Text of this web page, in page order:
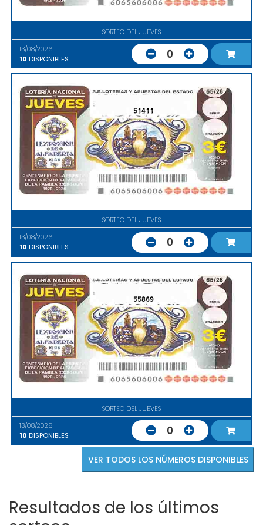
SORTEO DEL JUEVES
13/08/2026
10 DISPONIBLES 0
51411
SORTEO DEL JUEVES
13/08/2026
10 DISPONIBLES 0
55869
SORTEO DEL JUEVES
13/08/2026
10 DISPONIBLES 0
VER TODOS LOS NÚMEROS DISPONIBLES
Resultados de los últimos